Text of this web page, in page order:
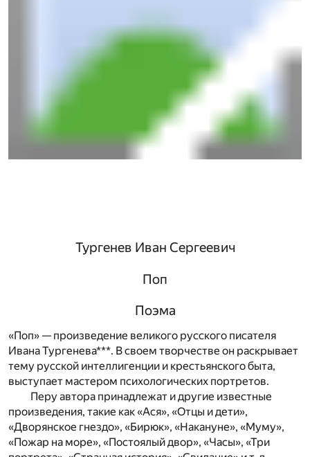
Тургенев Иван Сергеевич
Поп
Поэма
«Поп» — произведение великого русского писателя
Ивана Тургенева***. В своем творчестве он раскрывает
тему русской интеллигенции и крестьянского быта,
выступает мастером психологических портретов.
Перу автора принадлежат и другие известные
произведения, такие как «Ася», «Отцы и дети»,
«Дворянское гнездо», «Бирюк», «Накануне», «Муму»,
«Пожар на море», «Постоялый двор», «Часы», «Три